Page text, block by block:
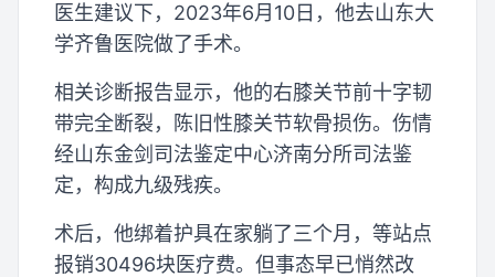
医生建议下，2023年6月10日，他去山东大
学齐鲁医院做了手术。
相关诊断报告显示，他的右膝关节前十字韧
带完全断裂，陈旧性膝关节软骨损伤。伤情
经山东金剑司法鉴定中心济南分所司法鉴
定，构成九级残疾。
术后，他绑着护具在家躺了三个月，等站点
报销30496块医疗费。但事态早已悄然改